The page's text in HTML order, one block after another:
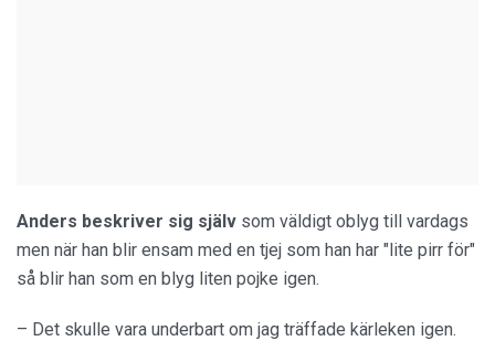
Anders beskriver sig själv som väldigt oblyg till vardags
men när han blir ensam med en tjej som han har "lite pirr för"
så blir han som en blyg liten pojke igen.
– Det skulle vara underbart om jag träffade kärleken igen.